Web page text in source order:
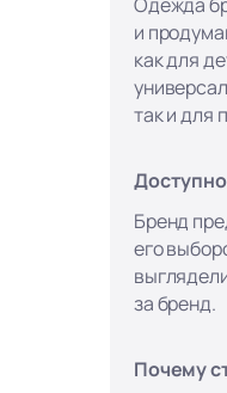
Одежда
и
как для
так и для
Бренд
его
за бренд.
Почему